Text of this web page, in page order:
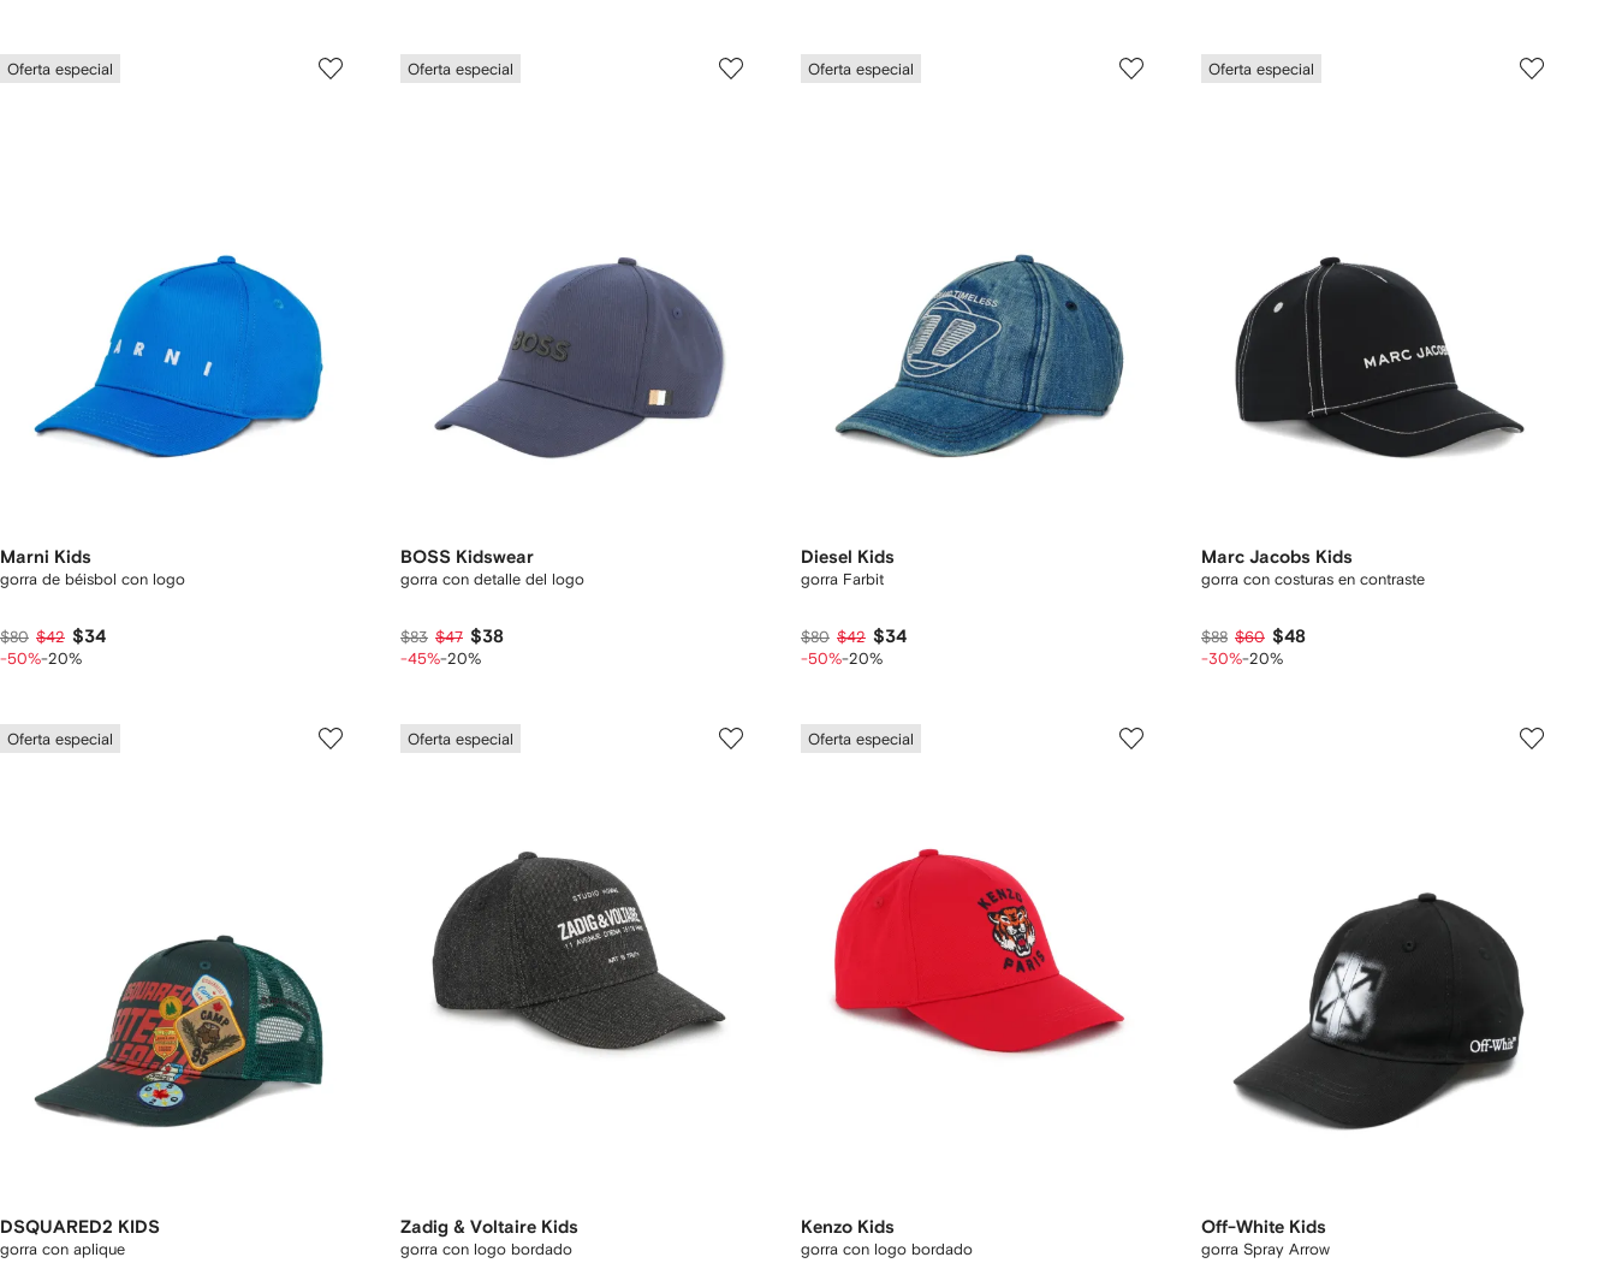
Oferta especial
Marni Kids
gorra de béisbol con logo
$80 $42 $34
-50%-20%
Oferta especial
BOSS Kidswear
gorra con detalle del logo
$83 $47 $38
-45%-20%
Oferta especial
Diesel Kids
gorra Farbit
$80 $42 $34
-50%-20%
Oferta especial
Marc Jacobs Kids
gorra con costuras en contraste
$88 $60 $48
-30%-20%
Oferta especial
DSQUARED2 KIDS
gorra con aplique
Oferta especial
Zadig & Voltaire Kids
gorra con logo bordado
Oferta especial
Kenzo Kids
gorra con logo bordado
Off-White Kids
gorra Spray Arrow